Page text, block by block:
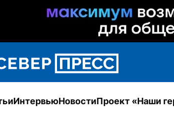
ИнтервьюНовостиПроект «Наши